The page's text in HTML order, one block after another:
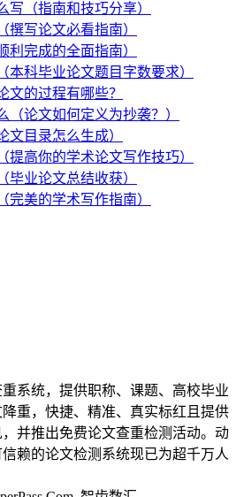
写（指南和技巧分享）
撰写论文必看指南）
利完成的全面指南）
本科毕业论文题目字数要求）
文的过程有哪些？
（论文如何定义为抄袭？）
文目录怎么生成）
提高你的学术论文写作技巧）
毕业论文总结收获）
完美的学术写作指南）
重系统，提供职称、课题、高校毕业
重，快捷、精准、真实标红且提供
并推出免费论文查重检测活动。动
赖的论文检测系统现已为超千万人